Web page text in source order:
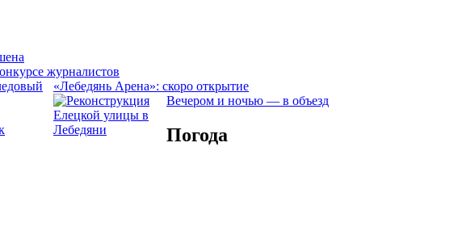
журналистов
«Лебедянь Арена»: скоро открытие
Вечером и ночью — в объезд
Погода